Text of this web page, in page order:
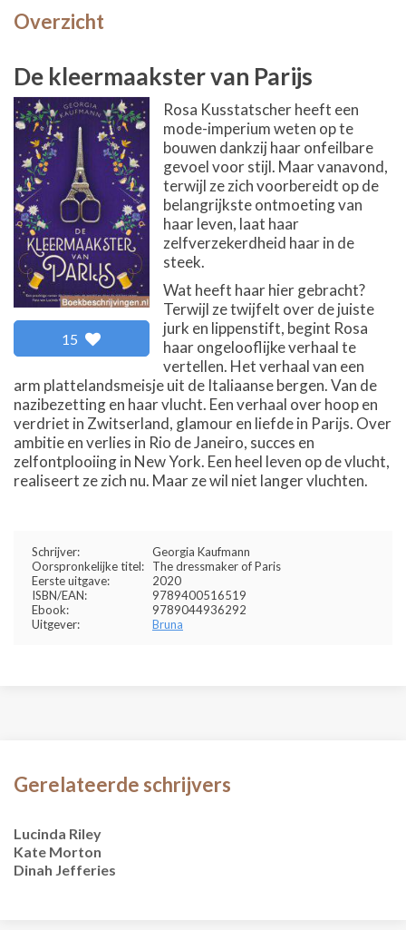
Overzicht
De kleermaakster van Parijs
15
Rosa Kusstatscher heeft een
mode-imperium weten op te
bouwen dankzij haar onfeilbare
gevoel voor stijl. Maar vanavond,
terwijl ze zich voorbereidt op de
belangrijkste ontmoeting van
haar leven, laat haar
zelfverzekerdheid haar in de
steek.
Wat heeft haar hier gebracht?
Terwijl ze twijfelt over de juiste
jurk en lippenstift, begint Rosa
haar ongelooflijke verhaal te
vertellen. Het verhaal van een
arm plattelandsmeisje uit de Italiaanse bergen. Van de
nazibezetting en haar vlucht. Een verhaal over hoop en
verdriet in Zwitserland, glamour en liefde in Parijs. Over
ambitie en verlies in Rio de Janeiro, succes en
zelfontplooiing in New York. Een heel leven op de vlucht,
realiseert ze zich nu. Maar ze wil niet langer vluchten.
Schrijver:
Georgia Kaufmann
Oorspronkelijke titel:
The dressmaker of Paris
Eerste uitgave:
2020
ISBN/EAN:
9789400516519
Ebook:
9789044936292
Uitgever:
Bruna
Gerelateerde schrijvers
Lucinda Riley
Kate Morton
Dinah Jefferies